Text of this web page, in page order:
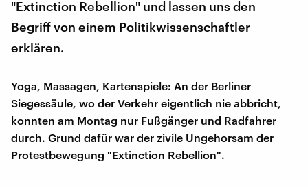
"Extinction Rebellion" und lassen uns den
Begriff von einem Politikwissenschaftler
erklären.
Yoga, Massagen, Kartenspiele: An der Berliner
Siegessäule, wo der Verkehr eigentlich nie abbricht,
konnten am Montag nur Fußgänger und Radfahrer
durch. Grund dafür war der zivile Ungehorsam der
Protestbewegung "Extinction Rebellion".